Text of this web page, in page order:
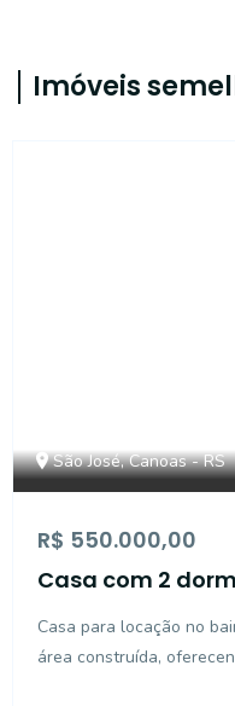
Imóveis
São José, Canoas - RS
R$ 550.000,00
Casa com 2
Casa para locação no
área construída,